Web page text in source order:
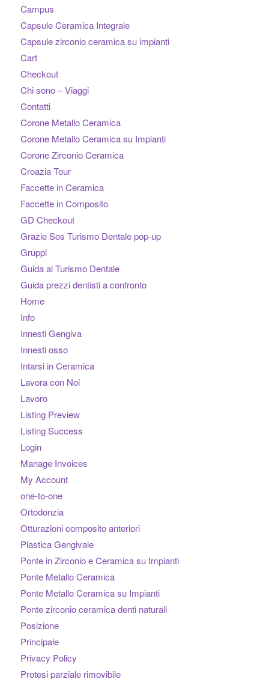
Campus
Capsule Ceramica Integrale
Capsule zirconio ceramica su impianti
Cart
Checkout
Chi sono – Viaggi
Contatti
Corone Metallo Ceramica
Corone Metallo Ceramica su Impianti
Corone Zirconio Ceramica
Croazia Tour
Faccette in Ceramica
Faccette in Composito
GD Checkout
Grazie Sos Turismo Dentale pop-up
Gruppi
Guida al Turismo Dentale
Guida prezzi dentisti a confronto
Home
Info
Innesti Gengiva
Innesti osso
Intarsi in Ceramica
Lavora con Noi
Lavoro
Listing Preview
Listing Success
Login
Manage Invoices
My Account
one-to-one
Ortodonzia
Otturazioni composito anteriori
Plastica Gengivale
Ponte in Zirconio e Ceramica su Impianti
Ponte Metallo Ceramica
Ponte Metallo Ceramica su Impianti
Ponte zirconio ceramica denti naturali
Posizione
Principale
Privacy Policy
Protesi parziale rimovibile